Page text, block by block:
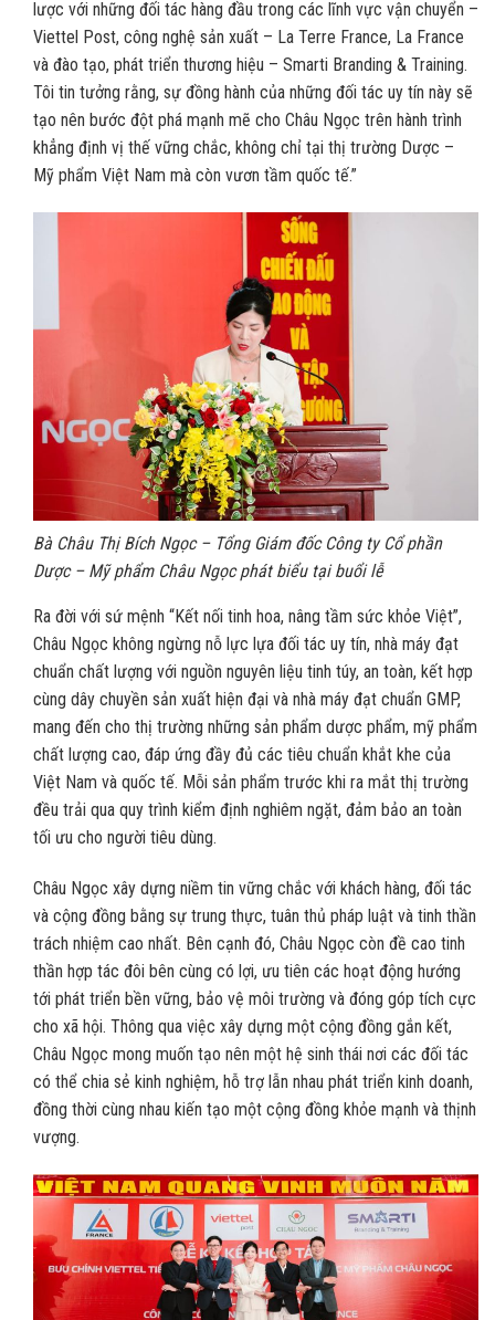
lược với những đối tác hàng đầu trong các lĩnh vực vận chuyển –
Viettel Post, công nghệ sản xuất – La Terre France, La France
và đào tạo, phát triển thương hiệu – Smarti Branding & Training.
Tôi tin tưởng rằng, sự đồng hành của những đối tác uy tín này sẽ
tạo nên bước đột phá mạnh mẽ cho Châu Ngọc trên hành trình
khẳng định vị thế vững chắc, không chỉ tại thị trường Dược –
Mỹ phẩm Việt Nam mà còn vươn tầm quốc tế.”
Bà Châu Thị Bích Ngọc – Tổng Giám đốc Công ty Cổ phần
Dược – Mỹ phẩm Châu Ngọc phát biểu tại buổi lễ
Ra đời với sứ mệnh “Kết nối tinh hoa, nâng tầm sức khỏe Việt”,
Châu Ngọc không ngừng nỗ lực lựa đối tác uy tín, nhà máy đạt
chuẩn chất lượng với nguồn nguyên liệu tinh túy, an toàn, kết hợp
cùng dây chuyền sản xuất hiện đại và nhà máy đạt chuẩn GMP,
mang đến cho thị trường những sản phẩm dược phẩm, mỹ phẩm
chất lượng cao, đáp ứng đầy đủ các tiêu chuẩn khắt khe của
Việt Nam và quốc tế. Mỗi sản phẩm trước khi ra mắt thị trường
đều trải qua quy trình kiểm định nghiêm ngặt, đảm bảo an toàn
tối ưu cho người tiêu dùng.
Châu Ngọc xây dựng niềm tin vững chắc với khách hàng, đối tác
và cộng đồng bằng sự trung thực, tuân thủ pháp luật và tinh thần
trách nhiệm cao nhất. Bên cạnh đó, Châu Ngọc còn đề cao tinh
thần hợp tác đôi bên cùng có lợi, ưu tiên các hoạt động hướng
tới phát triển bền vững, bảo vệ môi trường và đóng góp tích cực
cho xã hội. Thông qua việc xây dựng một cộng đồng gắn kết,
Châu Ngọc mong muốn tạo nên một hệ sinh thái nơi các đối tác
có thể chia sẻ kinh nghiệm, hỗ trợ lẫn nhau phát triển kinh doanh,
đồng thời cùng nhau kiến tạo một cộng đồng khỏe mạnh và thịnh
vượng.